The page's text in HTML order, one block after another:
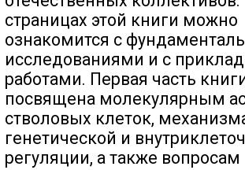
страницах этой книги можно
ознакомится с
исследованиями и с
работами. Первая часть
посвящена молекулярным
стволовых клеток,
генетической и
регуляции, а также вопросам